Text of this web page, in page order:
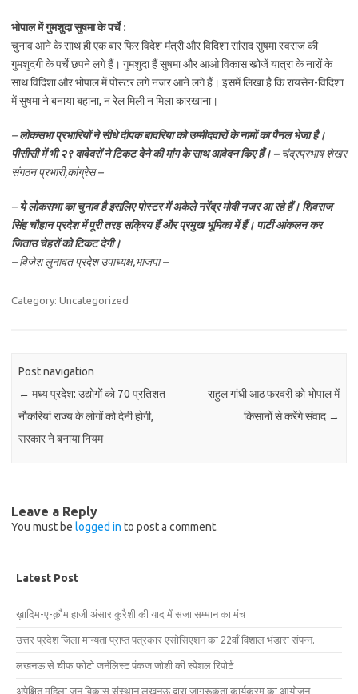
भोपाल में गुमशुदा सुषमा के पर्चे :
चुनाव आने के साथ ही एक बार फिर विदेश मंत्री और विदिशा सांसद सुषमा स्वराज की
गुमशुदगी के पर्चे छपने लगे हैं। गुमशुदा हैं सुषमा और आओ विकास खोजें यात्रा के नारों के
साथ विदिशा और भोपाल में पोस्टर लगे नजर आने लगे हैं। इसमें लिखा है कि रायसेन-विदिशा
में सुषमा ने बनाया बहाना, न रेल मिली न मिला कारखाना।
–लोकसभा प्रभारियों ने सीधे दीपक बावरिया को उम्मीदवारों के नामों का पैनल भेजा है।
पीसीसी में भी २९ दावेदरों ने टिकट देने की मांग के साथ आवेदन किए हैं। –चंद्रप्रभाष शेखर
संगठन प्रभारी,कांग्रेस –
– ये लोकसभा का चुनाव है इसलिए पोस्टर में अकेले नरेंद्र मोदी नजर आ रहे हैं। शिवराज
सिंह चौहान प्रदेश में पूरी तरह सक्रिय हैं और प्रमुख भूमिका में हैं। पार्टी आंकलन कर
जिताउ चेहरों को टिकट देगी।
– विजेश लुनावत प्रदेश उपाध्यक्ष,भाजपा –
Category: Uncategorized
Post navigation
← मध्य प्रदेश: उद्योगों को 70 प्रतिशत
नौकरियां राज्य के लोगों को देनी होगी,
सरकार ने बनाया नियम
राहुल गांधी आठ फरवरी को भोपाल में
किसानों से करेंगे संवाद →
Leave a Reply
You must be logged in to post a comment.
Latest Post
ख़ादिम-ए-क़ौम हाजी अंसार कुरैशी की याद में सजा सम्मान का मंच
उत्तर प्रदेश जिला मान्यता प्राप्त पत्रकार एसोसिएशन का 22वाँ विशाल भंडारा संपन्न.
लखनऊ से चीफ फोटो जर्नलिस्ट पंकज जोशी की स्पेशल रिपोर्ट
अपेक्षित महिला जन विकास संस्थान लखनऊ द्वारा जागरूकता कार्यक्रम का आयोजन